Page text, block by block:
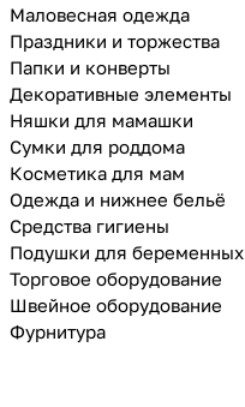
Маловесная одежда
Праздники и торжества
Папки и конверты
Декоративные элементы
Няшки для мамашки
Сумки для роддома
Косметика для мам
Одежда и нижнее бельё
Средства гигиены
Подушки для беременных
Торговое оборудование
Швейное оборудование
Фурнитура